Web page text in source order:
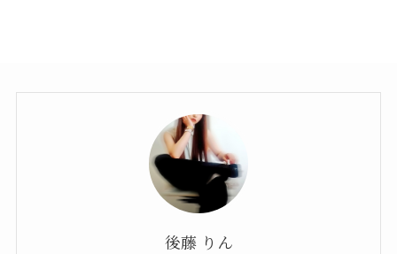
後藤 りん